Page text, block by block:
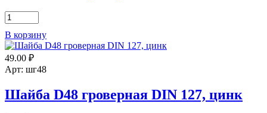
Количество
товара
Шайба
D16
гроверная
DIN
цинк
В корзину
49.00 ₽
Арт: шг48
Шайба D48 гроверная DIN 127, цинк